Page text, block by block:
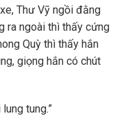
Thư Vỹ ngồi đằng
ra ngoài thì thấy cứng
Quỳ thì thấy hắn
giọng hắn có chút
tung.”